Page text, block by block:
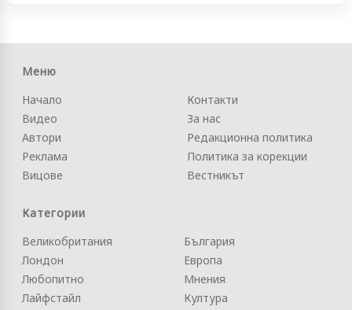
Меню
Начало
Видео
Автори
Реклама
Вицове
Контакти
За нас
Редакционна политика
Политика за корекции
Вестникът
Категории
Великобритания
Лондон
Любопитно
Лайфстайл
България
Европа
Мнения
Култура